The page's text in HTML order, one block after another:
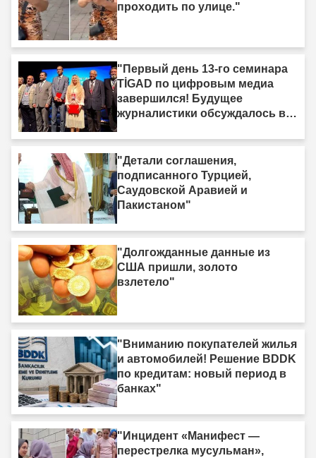
проходить по улице."
"Первый день 13-го семинара
TİGAD по цифровым медиа
завершился! Будущее
журналистики обсуждалось в
"Детали соглашения,
подписанного Турцией,
Саудовской Аравией и
Пакистаном"
"Долгожданные данные из
США пришли, золото
взлетело"
"Вниманию покупателей жилья
и автомобилей! Решение BDDK
по кредитам: новый период в
банках"
"Инцидент «Манифест —
перестрелка мусульман»,